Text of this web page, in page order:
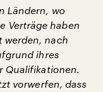
Ländern, wo
Verträge haben
werden, nach
ihres
Qualifikationen.
vorwerfen, dass